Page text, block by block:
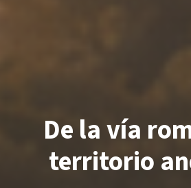
De la vía
territorio